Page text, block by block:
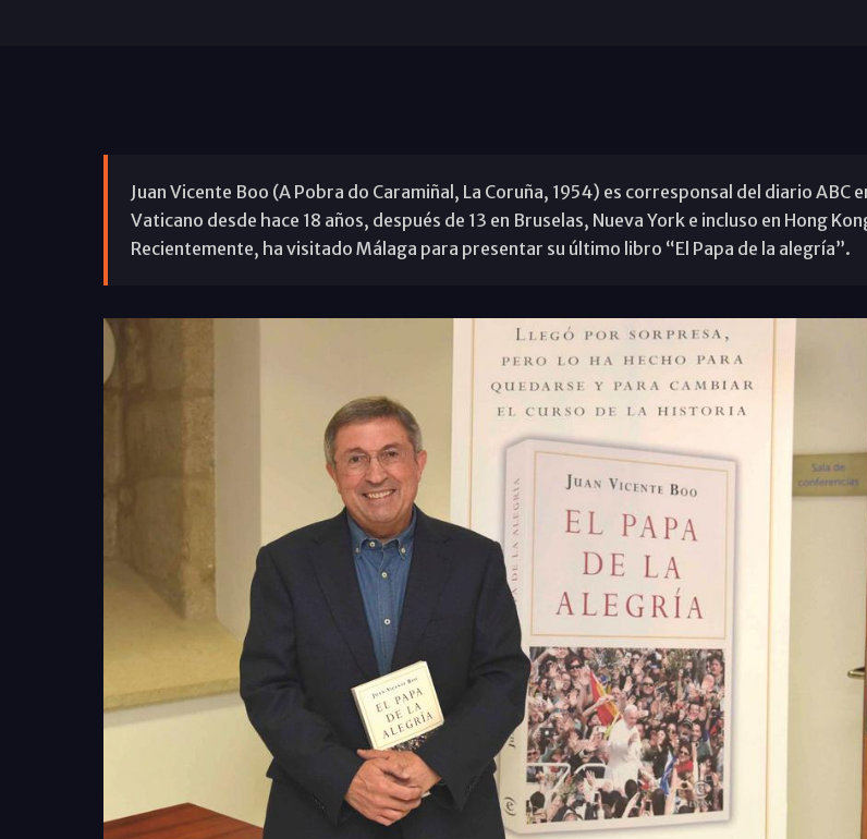
Juan Vicente Boo (A Pobra do Caramiñal, La Coruña, 1954) es corresponsal del diario ABC
Vaticano desde hace 18 años, después de 13 en Bruselas, Nueva York e incluso en Hong
Recientemente, ha visitado Málaga para presentar su último libro “El Papa de la alegría”.